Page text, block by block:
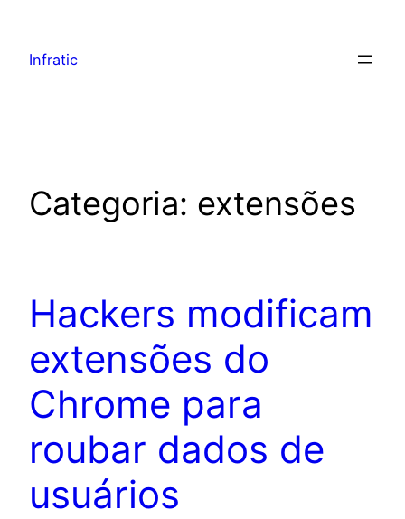
Infratic
Categoria: extensões
Hackers modificam
extensões do
Chrome para
roubar dados de
usuários